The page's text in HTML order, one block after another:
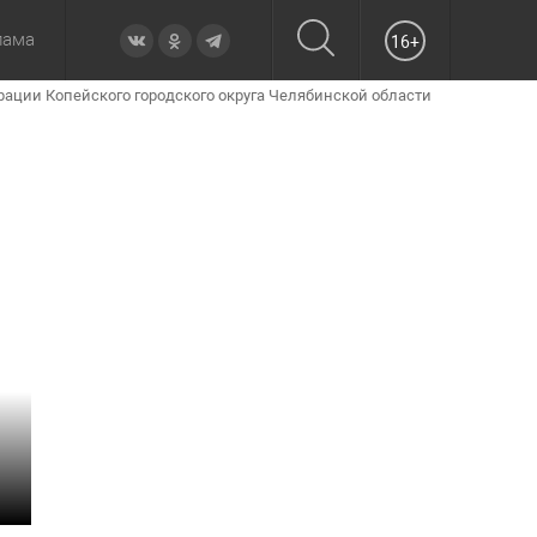
Образование Происшествия Официально
неделю Вчера Вечерние Утренние
16+
Копейского городского округа Челябинской области